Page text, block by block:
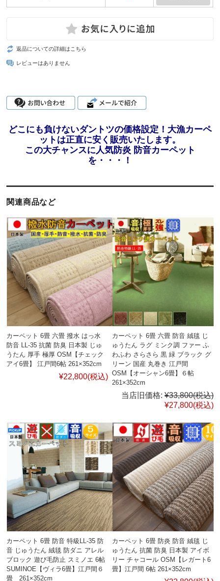
返品についての詳細はこちら
レビューはありません
どこにも負けないダントツの価格設定！大漁カーペ
ットは正直に安く販売いたします。
この大チャンスに人気防炎 防音カーペット
を・・・！
関連商品など
カーペット 6畳 六畳 撥水 はっ水
防音 LL-35 抗菌 防臭 日本製 じゅ
うたん 厚手 極厚 OSM【チェック
アイ6畳】 江戸間6帖 261×352cm
¥22,800(税込)
カーペット 6畳 六畳 防音 絨毯 じ
ゅうたん ラグ ミンク調 ファー ふ
わふわ さらさら 黒 緑 ブラック グ
リーン 国産 丸巻き 江戸間
OSM【オーシャン6畳】６帖
261×352cm
当店旧価格: ¥33,800(税込)
¥27,800(税込)
カーペット 6畳 防音 特級LL-35 防
音 じゅうたん 絨毯 防ダニ アレル
ブロック 遊び毛防止 スミノエ 6帖
SUMINOE【ヴィラ6畳】江戸間６
畳 261×352cm
カーペット 6畳 防炎 防音 絨毯 じ
ゅうたん 抗菌 防臭 日本製 アイボ
リー チャコール OSM【レガート6
畳】江戸間 6帖 261×352cm